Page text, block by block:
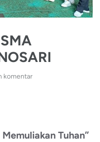
komentar
Tuhan”